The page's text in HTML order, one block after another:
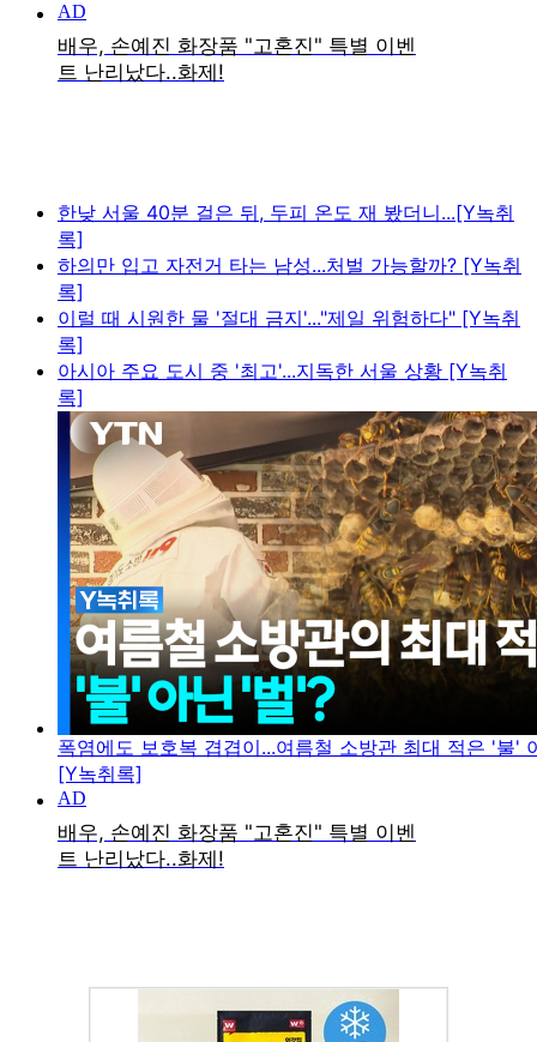
한낮 서울 40분 걸은 뒤, 두피 온도 재 봤더니...[Y녹취
록]
하의만 입고 자전거 타는 남성...처벌 가능할까? [Y녹취
록]
이럴 때 시원한 물 '절대 금지'..."제일 위험하다" [Y녹취
록]
아시아 주요 도시 중 '최고'...지독한 서울 상황 [Y녹취
록]
폭염에도 보호복 겹겹이...여름철 소방관 최대 적은 '불'
[Y녹취록]